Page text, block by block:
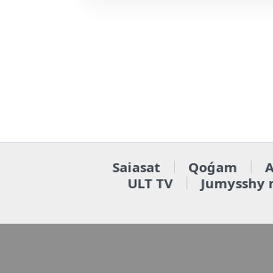
Saiasat Qoǵam
ULT TV